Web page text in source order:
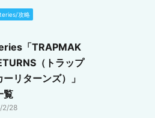
攻略
「TRAPMAK
（トラップ
ーリターンズ）」
覧
2/28